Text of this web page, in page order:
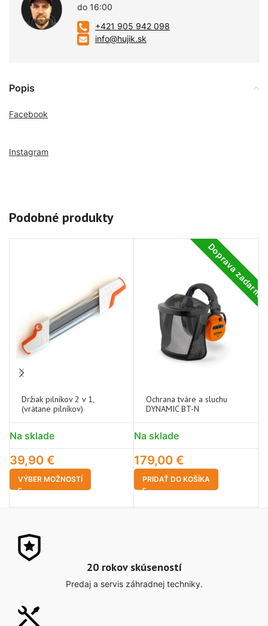
do 16:00
+421 905 942 098
info@hujik.sk
Popis
Facebook
Instagram
Podobné produkty
Držiak pilníkov 2 v 1,
(vrátane pilníkov)
Na sklade
39,90 €
VÝBER MOŽNOSTÍ
Doprava zadarmo
Ochrana tváre a sluchu
DYNAMIC BT-N
Na sklade
179,00 €
PRIDAŤ DO KOŠÍKA
20 rokov skúseností
Predaj a servis záhradnej techniky.